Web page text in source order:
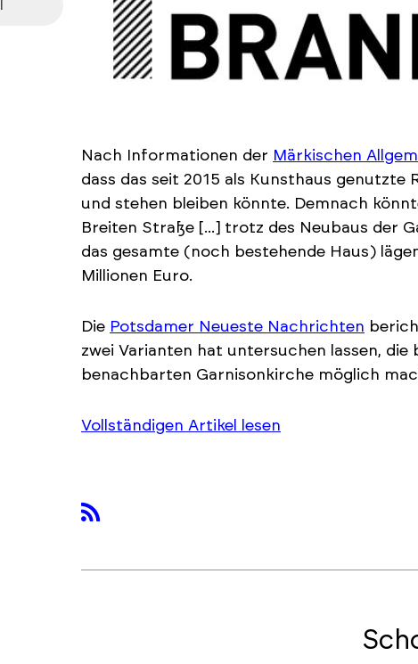
Nach Informationen der Märkischen
dass das seit 2015 als Kunsthaus
und stehen bleiben könnte. Demnach
Breiten Straße [...] trotz des Neubaus der
das gesamte (noch bestehende Haus)
Millionen Euro.
Die Potsdamer Neueste Nachrichten
zwei Varianten hat untersuchen lassen,
benachbarten Garnisonkirche möglich
Vollständigen Artikel lesen
rss